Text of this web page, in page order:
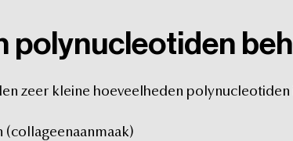
polynucleotiden
zeer kleine hoeveelheden polynucleotiden
(collageenaanmaak)